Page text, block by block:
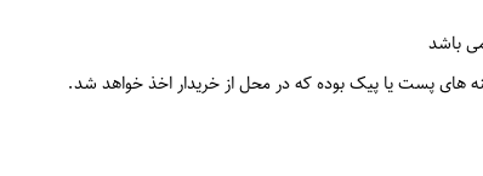
باشد
های پست یا پیک بوده که در محل از خریدار اخذ خواهد شد.